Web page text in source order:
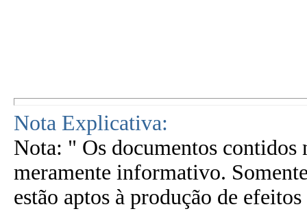
Nota Explicativa:
Nota: " Os documentos contidos
meramente informativo.
estão aptos à produção de